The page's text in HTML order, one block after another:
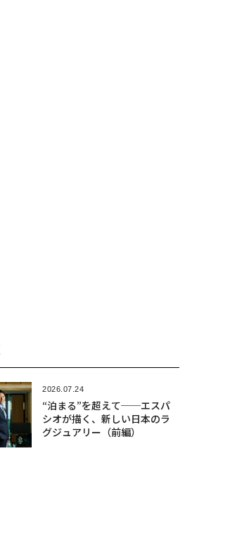
2026.07.24
“泊まる”を超えて──エスパ
シオが描く、新しい日本のラ
グジュアリー（前編）